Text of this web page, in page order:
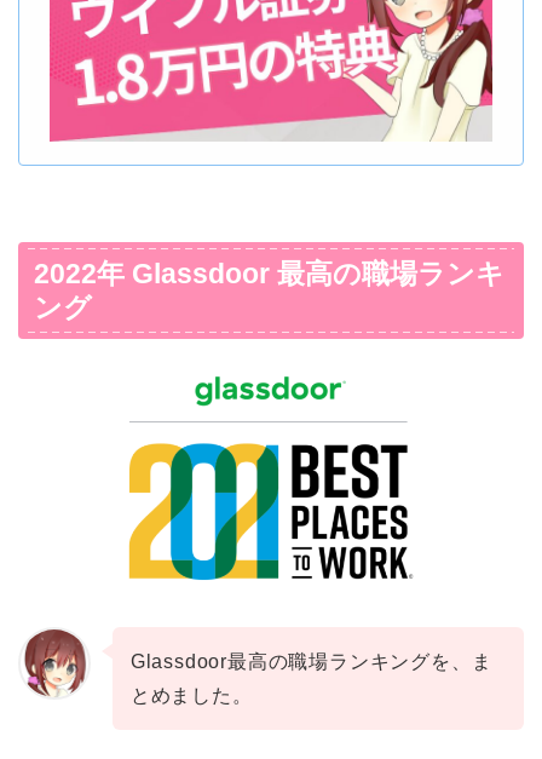
2022年 Glassdoor 最高の職場ランキ
ング
Glassdoor最高の職場ランキングを、ま
とめました。